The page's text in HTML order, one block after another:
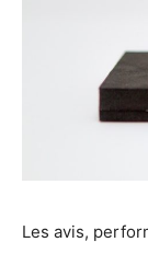
Les avis,